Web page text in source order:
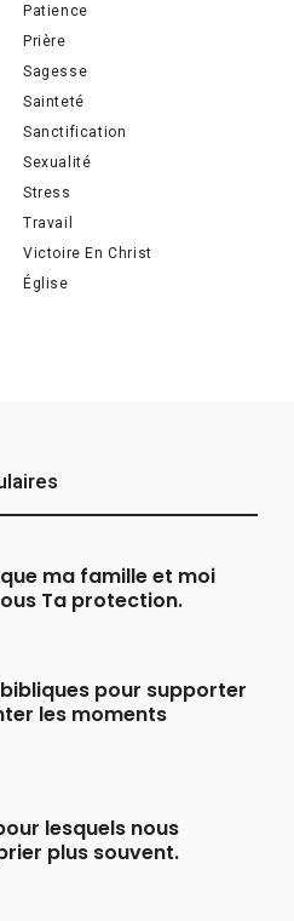
Patience
Prière
Sagesse
Sainteté
Sanctification
Sexualité
Stress
Travail
Victoire En Christ
Église
ma famille et moi
Ta protection.
pour supporter
les moments
lesquels nous
plus souvent.